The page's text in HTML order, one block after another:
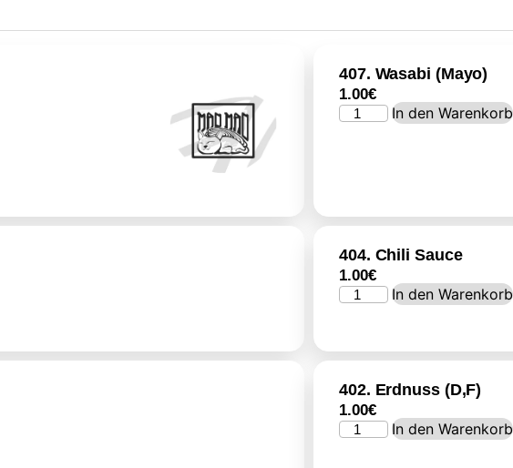
407. Wasabi (Mayo)
1.00€
In den Warenkorb
404. Chili Sauce
1.00€
In den Warenkorb
402. Erdnuss (D,F)
1.00€
In den Warenkorb